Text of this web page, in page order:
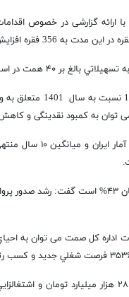
ارائه گزارشی در خصوص
در استان وجود دارد.
انصاری گفت:
توان به کمبود نقدینگی و